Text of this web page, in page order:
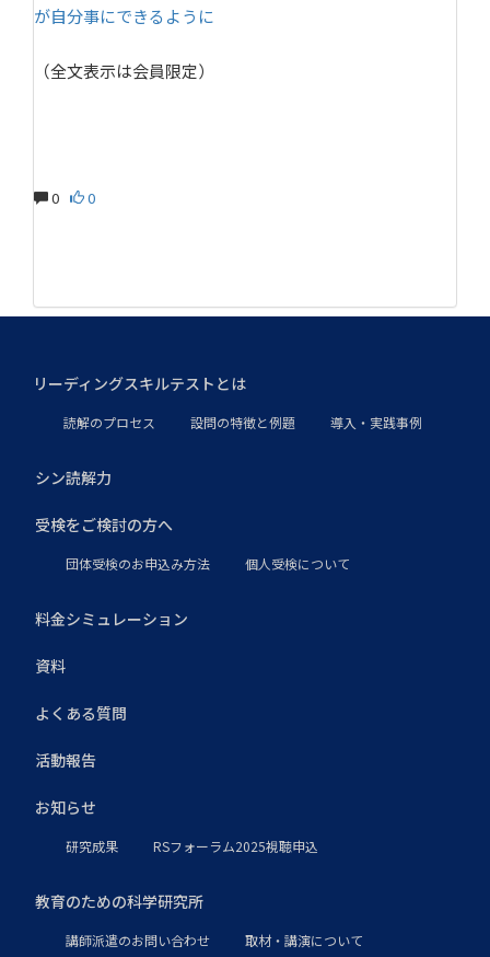
が自分事にできるように
（全文表示は会員限定）
0 0
リーディングスキルテストとは
読解のプロセス 設問の特徴と例題 導入・実践事例
シン読解力
受検をご検討の方へ
団体受検のお申込み方法 個人受検について
料金シミュレーション
資料
よくある質問
活動報告
お知らせ
研究成果 RSフォーラム2025視聴申込
教育のための科学研究所
講師派遣のお問い合わせ 取材・講演について